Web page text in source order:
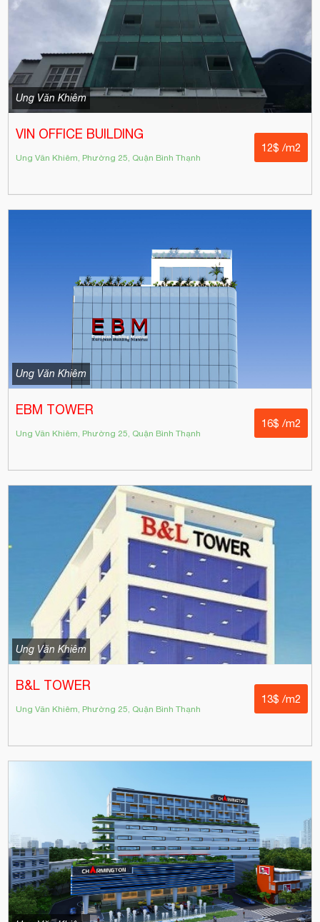
Ung Văn Khiêm
VIN OFFICE BUILDING
Ung Văn Khiêm, Phường 25, Quận Bình Thạnh
12$ /m2
Ung Văn Khiêm
EBM TOWER
Ung Văn Khiêm, Phường 25, Quận Bình Thạnh
16$ /m2
Ung Văn Khiêm
B&L TOWER
Ung Văn Khiêm, Phường 25, Quận Bình Thạnh
13$ /m2